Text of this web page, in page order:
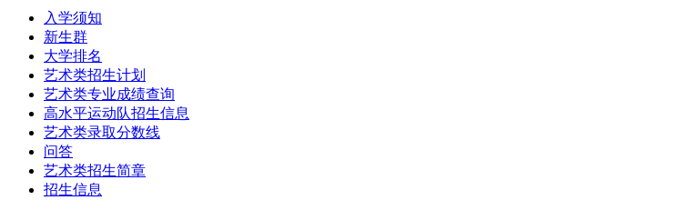
入学须知
新生群
大学排名
艺术类招生计划
艺术类专业成绩查询
高水平运动队招生信息
艺术类录取分数线
问答
艺术类招生简章
招生信息